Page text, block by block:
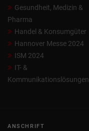
Gesundheit, Medizin &
Pharma
Handel & Konsumgüter
Hannover Messe 2024
ISM 2024
IT- &
Kommunikationslösungen
ANSCHRIFT